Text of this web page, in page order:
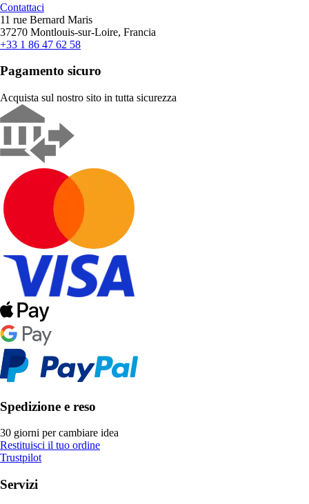
Contattaci
11 rue Bernard Maris
37270 Montlouis-sur-Loire, Francia
+33 1 86 47 62 58
Pagamento sicuro
Acquista sul nostro sito in tutta sicurezza
Spedizione e reso
30 giorni per cambiare idea
Restituisci il tuo ordine
Trustpilot
Servizi